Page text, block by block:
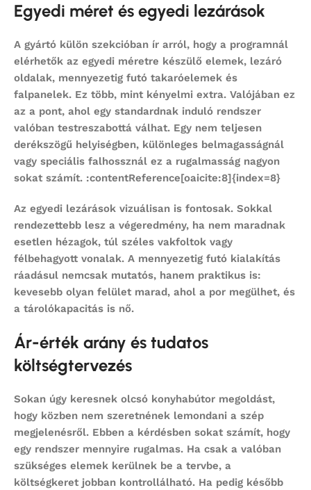
Egyedi méret és egyedi lezárások
A gyártó külön szekcióban ír arról, hogy a programnál
elérhetők az egyedi méretre készülő elemek, lezáró
oldalak, mennyezetig futó takaróelemek és
falpanelek. Ez több, mint kényelmi extra. Valójában ez
az a pont, ahol egy standardnak induló rendszer
valóban testreszabottá válhat. Egy nem teljesen
derékszögű helyiségben, különleges belmagasságnál
vagy speciális falhossznál ez a rugalmasság nagyon
sokat számít. :contentReference[oaicite:8]{index=8}
Az egyedi lezárások vizuálisan is fontosak. Sokkal
rendezettebb lesz a végeredmény, ha nem maradnak
esetlen hézagok, túl széles vakfoltok vagy
félbehagyott vonalak. A mennyezetig futó kialakítás
ráadásul nemcsak mutatós, hanem praktikus is:
kevesebb olyan felület marad, ahol a por megülhet, és
a tárolókapacitás is nő.
Ár-érték arány és tudatos
költségtervezés
Sokan úgy keresnek olcsó konyhabútor megoldást,
hogy közben nem szeretnének lemondani a szép
megjelenésről. Ebben a kérdésben sokat számít, hogy
egy rendszer mennyire rugalmas. Ha csak a valóban
szükséges elemek kerülnek be a tervbe, a
költségkeret jobban kontrollálható. Ha pedig később